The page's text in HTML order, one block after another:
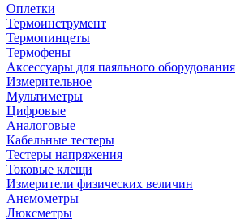
Оплетки
Термоинструмент
Термопинцеты
Термофены
Аксессуары для паяльного оборудования
Измерительное
Мультиметры
Цифровые
Аналоговые
Кабельные тестеры
Тестеры напряжения
Токовые клещи
Измерители физических величин
Анемометры
Люксметры